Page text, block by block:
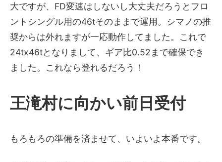
大ですが、FD変速はしないし大丈夫だろうとフロ
ントシングル用の46tそのままで運用。シマノの推
奨からは外れますが一応動作してました。これで
24tx46tとなりまして、ギア比0.52まで確保でき
ました。これなら登れるだろう！
王滝村に向かい前日受付
もろもろの準備を済ませて、いよいよ本番です。